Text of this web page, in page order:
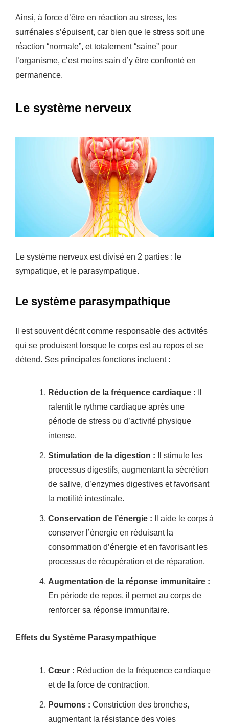
Ainsi, à force d’être en réaction au stress, les
surrénales s’épuisent, car bien que le stress soit une
réaction “normale”, et totalement “saine” pour
l’organisme, c’est moins sain d’y être confronté en
permanence.
Le système nerveux
Le système nerveux est divisé en 2 parties : le
sympatique, et le parasympatique.
Le système parasympathique
Il est souvent décrit comme responsable des activités
qui se produisent lorsque le corps est au repos et se
détend. Ses principales fonctions incluent :
Réduction de la fréquence cardiaque :
ralentit le rythme cardiaque après une
période de stress ou d’activité physique
intense.
Stimulation de la digestion : Il stimule les
processus digestifs, augmentant la sécrétion
de salive, d’enzymes digestives et favorisant
la motilité intestinale.
Conservation de l’énergie : Il aide le corps à
conserver l’énergie en réduisant la
consommation d’énergie et en favorisant les
processus de récupération et de réparation.
Augmentation de la réponse immunitaire :
En période de repos, il permet au corps de
renforcer sa réponse immunitaire.
Effets du Système Parasympathique
Cœur : Réduction de la fréquence cardiaque
et de la force de contraction.
Poumons : Constriction des bronches,
augmentant la résistance des voies